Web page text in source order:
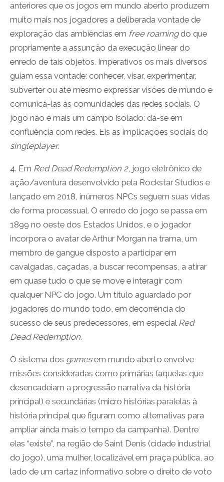
anteriores que os jogos em mundo aberto produzem
muito mais nos jogadores a deliberada vontade de
exploração das ambiências em free roamingdo que
propriamente a assunção da execução linear do
enredo de tais objetos. Imperativos os mais diversos
guiam essa vontade: conhecer, visar, experimentar,
subverter ou até mesmo expressar visões de mundo e
comunicá-las às comunidades das redes sociais. O
jogo não é mais um campo isolado: dá-se em
confluência com redes. Eis as implicações sociais do
singleplayer.
4. Em Red Dead Redemption 2, jogo eletrônico de
ação/aventura desenvolvido pela Rockstar Studios e
lançado em 2018, inúmeros NPCs seguem suas vidas
de forma processual. O enredo do jogo se passa em
1899 no oeste dos Estados Unidos, e o jogador
incorpora o avatar de Arthur Morgan na trama, um
membro de gangue disposto a participar em
cavalgadas, caçadas, a buscar recompensas, a atirar
em quase tudo o que se move e interagir com
qualquer NPC do jogo. Um título aguardado por
jogadores do mundo todo, em decorrência do
sucesso de seus predecessores, em especial Red
Dead Redemption.
O sistema dos gamesem mundo aberto envolve
missões consideradas como primárias (aquelas que
desencadeiam a progressão narrativa da história
principal) e secundárias (micro histórias paralelas à
história principal que figuram como alternativas para
ampliar ainda mais o tempo da campanha). Dentre
elas “existe”, na região de Saint Denis (cidade industrial
do jogo), uma mulher, localizável em praça pública, ao
lado de um cartaz informativo sobre o direito de voto